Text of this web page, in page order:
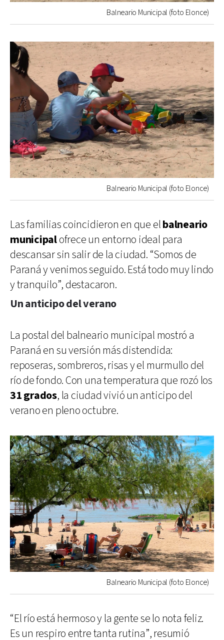
Balneario Municipal (foto Elonce)
Balneario Municipal (foto Elonce)
Las familias coincidieron en que elbalneario
municipalofrece un entorno ideal para
descansar sin salir de la ciudad. “Somos de
Paraná y venimos seguido. Está todo muy lindo
y tranquilo”, destacaron.
Un anticipo del verano
La postal del balneario municipal mostró a
Paraná en su versión más distendida:
reposeras, sombreros, risas y el murmullo del
río de fondo. Con una temperatura que rozó los
31 grados, la ciudad vivió un anticipo del
verano en pleno octubre.
Balneario Municipal (foto Elonce)
“El río está hermoso y la gente se lo nota feliz.
Es un respiro entre tanta rutina”, resumió